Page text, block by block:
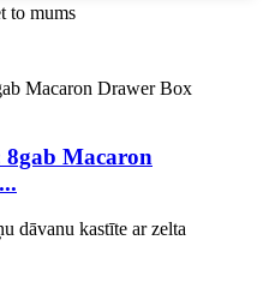
to mums
8gab Macaron